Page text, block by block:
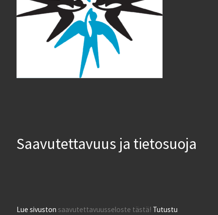
Saavutettavuus ja tietosuoja
Lue sivustonsaavutettavuusseloste tästä! Tutustu